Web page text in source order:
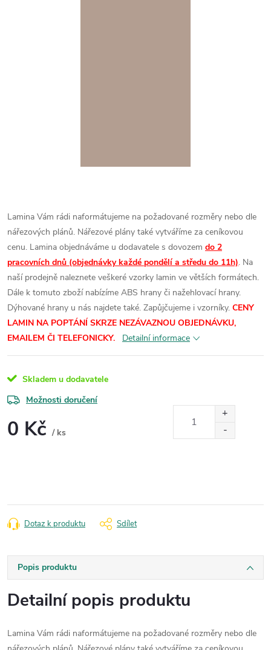
Lamina Vám rádi naformátujeme na požadované rozměry nebo dle
nářezových plánů. Nářezové plány také vytváříme za ceníkovou
cenu. Lamina objednáváme u dodavatele s dovozem do 2
pracovních dnů (objednávky každé pondělí a středu do 11h). Na
naší prodejně naleznete veškeré vzorky lamin ve větších formátech.
Dále k tomuto zboží nabízíme ABS hrany či nažehlovací hrany.
Dýhované hrany u nás najdete také. Zapůjčujeme i vzorníky. CENY
LAMIN NA POPTÁNÍ SKRZE NEZÁVAZNOU OBJEDNÁVKU,
EMAILEM ČI TELEFONICKY.
Detailní informace
Skladem u dodavatele
Možnosti doručení
0 Kč / ks
Dotaz k produktu Sdílet
Popis produktu
Detailní popis produktu
Lamina Vám rádi naformátujeme na požadované rozměry nebo dle